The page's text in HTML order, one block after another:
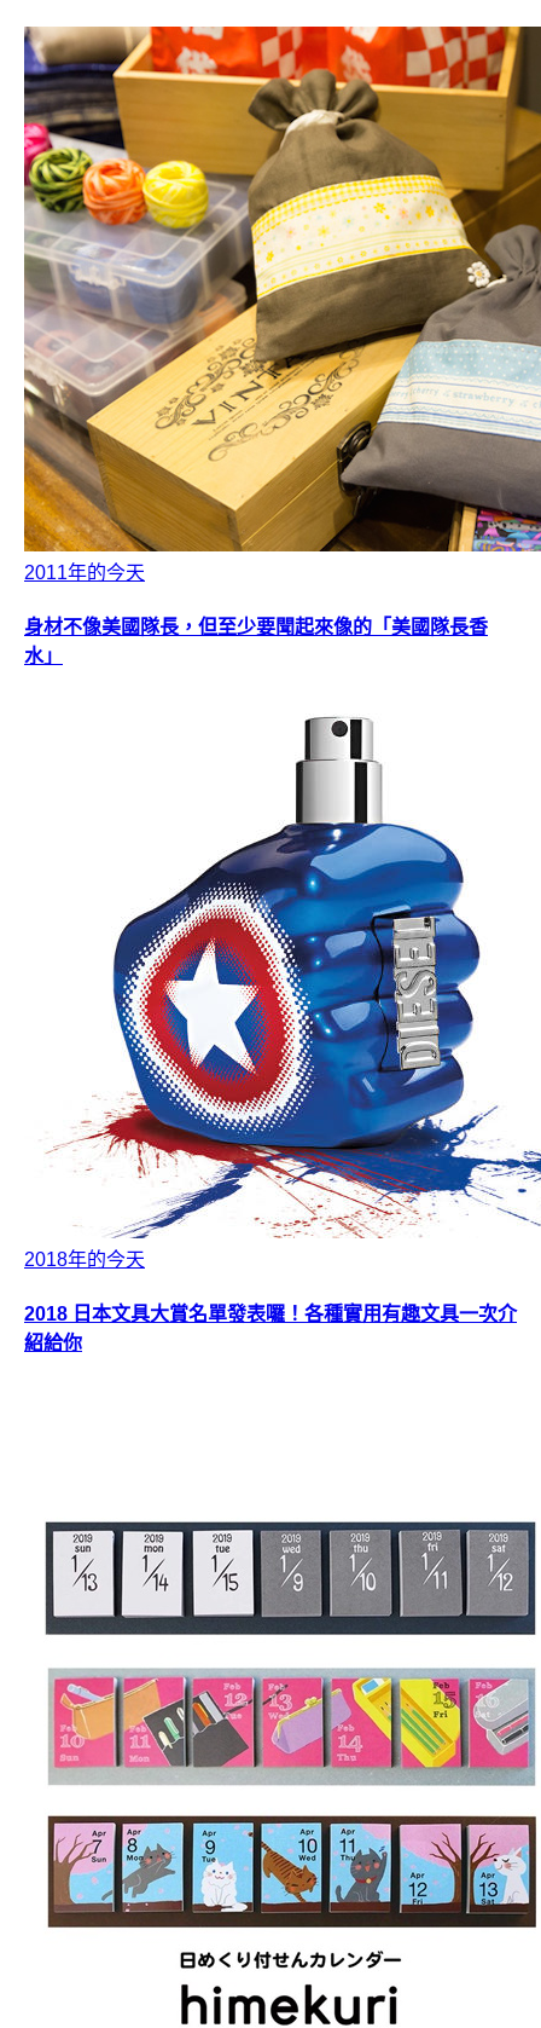
2011年的今天
身材不像美國隊長，但至少要聞起來像的「美國隊長香
水」
2018年的今天
2018 日本文具大賞名單發表囉！各種實用有趣文具一次介
紹給你